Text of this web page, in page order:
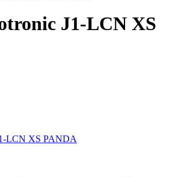
J1-LCN XS